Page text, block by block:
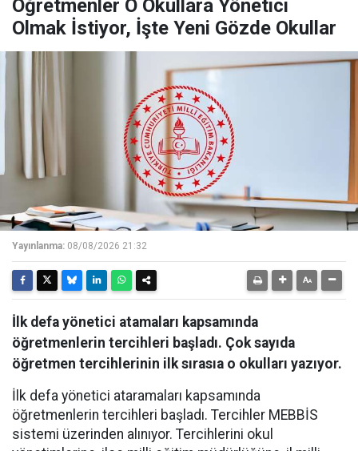
Öğretmenler O Okullara Yönetici
Olmak İstiyor, İşte Yeni Gözde Okullar
Yayınlanma: 08/08/2026 21:32
İlk defa yönetici atamaları kapsamında
öğretmenlerin tercihleri başladı. Çok sayıda
öğretmen tercihlerinin ilk sırasıa o okulları yazıyor.
İlk defa yönetici ataramaları kapsamında
öğretmenlerin tercihleri başladı. Tercihler MEBBİS
sistemi üzerinden alınıyor. Tercihlerini okul